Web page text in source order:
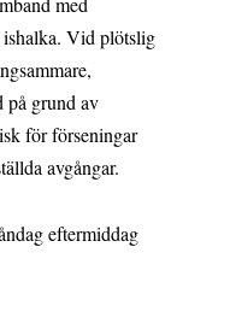
Vid plötslig
på grund av
för förseningar
avgångar.
eftermiddag